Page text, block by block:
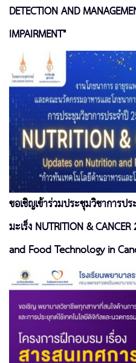
DETECTION AND
IMPAIRMENT"
ขอเชิญเข้าร่วมประชุมวิชาการป
มะเร็ง NUTRITION &
and Food Technology in